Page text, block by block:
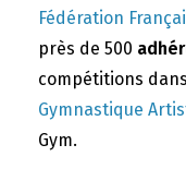
Fédération
près de 500
compétitions
Gymnastique
Gym.